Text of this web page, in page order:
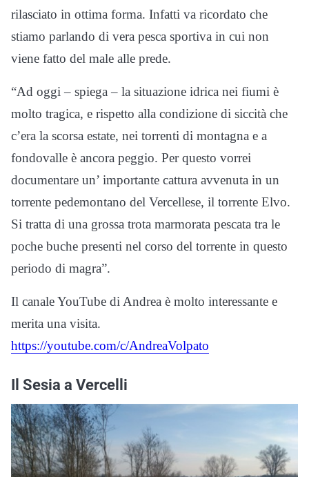
rilasciato in ottima forma. Infatti va ricordato che
stiamo parlando di vera pesca sportiva in cui non
viene fatto del male alle prede.
“Ad oggi – spiega – la situazione idrica nei fiumi è
molto tragica, e rispetto alla condizione di siccità che
c’era la scorsa estate, nei torrenti di montagna e a
fondovalle è ancora peggio. Per questo vorrei
documentare un’ importante cattura avvenuta in un
torrente pedemontano del Vercellese, il torrente Elvo.
Si tratta di una grossa trota marmorata pescata tra le
poche buche presenti nel corso del torrente in questo
periodo di magra”.
Il canale YouTube di Andrea è molto interessante e
merita una visita.
https://youtube.com/c/AndreaVolpato
Il Sesia a Vercelli